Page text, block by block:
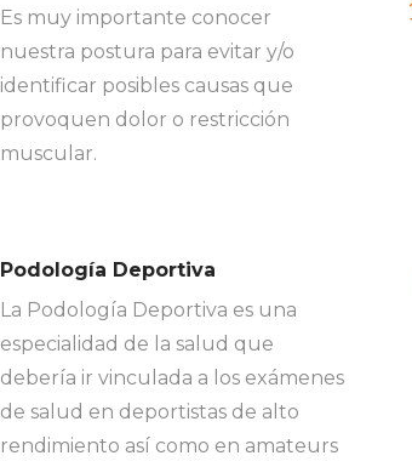
Es muy importante conocer
nuestra postura para evitar y/o
identificar posibles causas que
provoquen dolor o restricción
muscular.
Podología Deportiva
La Podología Deportiva es una
especialidad de la salud que
debería ir vinculada a los exámenes
de salud en deportistas de alto
rendimiento así como en amateurs